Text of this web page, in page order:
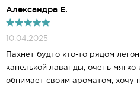
Александра Е.
10.04.2025
Пахнет будто кто-то рядом
капелькой лаванды, очень
обнимает своим ароматом, хочу